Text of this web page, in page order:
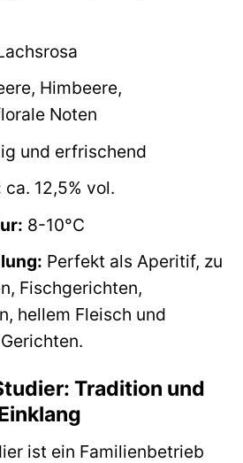
Himbeere,
Noten
und erfrischend
ca. 12,5% vol.
8-10°C
Perfekt als Aperitif, zu
Fischgerichten,
hellem Fleisch und
Tradition und
ist ein Familienbetrieb